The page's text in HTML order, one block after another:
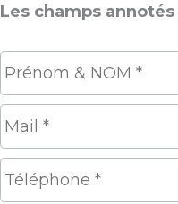
Les champs